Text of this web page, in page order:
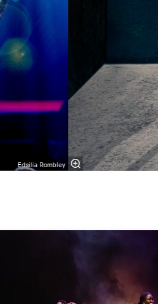
Edsilia Rombley